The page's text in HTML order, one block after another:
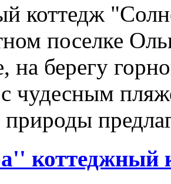
коттедж
поселке
на берегу
чудесным
природы
коттеджный